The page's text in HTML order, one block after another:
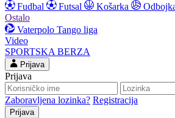
Fudbal
Futsal Košarka
Ostalo
Vaterpolo Tango liga
Video
SPORTSKA BERZA
Prijava
Prijava
Zaboravljena lozinka? Registracija